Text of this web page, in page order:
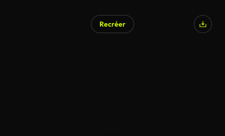
Recréer